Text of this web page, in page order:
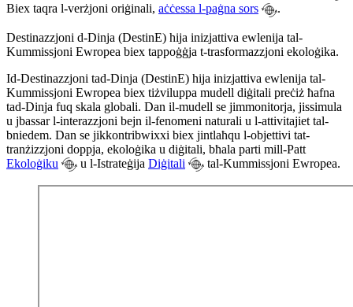
Biex taqra l-verżjoni oriġinali, aċċessa l-paġna sors .
Destinazzjoni d-Dinja (DestinE) hija inizjattiva ewlenija tal-
Kummissjoni Ewropea biex tappoġġja t-trasformazzjoni ekoloġika.
Id-Destinazzjoni tad-Dinja (DestinE) hija inizjattiva ewlenija tal-
Kummissjoni Ewropea biex tiżviluppa mudell diġitali preċiż ħafna
tad-Dinja fuq skala globali. Dan il-mudell se jimmonitorja, jissimula
u jbassar l-interazzjoni bejn il-fenomeni naturali u l-attivitajiet tal-
bniedem. Dan se jikkontribwixxi biex jintlaħqu l-objettivi tat-
tranżizzjoni doppja, ekoloġika u diġitali, bħala parti mill-Patt
Ekoloġiku
u l-Istrateġija Diġitali tal-Kummissjoni Ewropea.